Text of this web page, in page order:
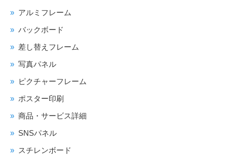
アルミフレーム
バックボード
差し替えフレーム
写真パネル
ピクチャーフレーム
ポスター印刷
商品・サービス詳細
SNSパネル
スチレンボード